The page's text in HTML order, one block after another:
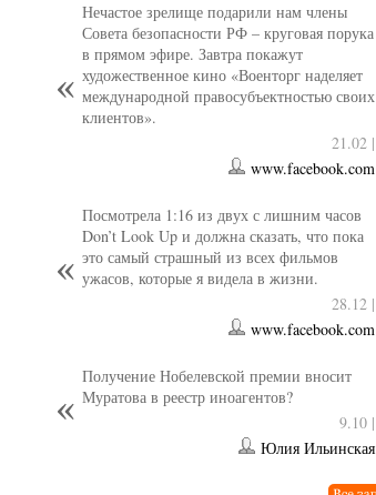
Нечастое зрелище подарили нам члены
Совета безопасности РФ – круговая порука
в прямом эфире. Завтра покажут
художественное кино «Военторг наделяет
международной правосубъектностью своих
клиентов».
21.02 |
www.facebook.com
Посмотрела 1:16 из двух с лишним часов
Don’t Look Up и должна сказать, что пока
это самый страшный из всех фильмов
ужасов, которые я видела в жизни.
28.12 |
www.facebook.com
Получение Нобелевской премии вносит
Муратова в реестр иноагентов?
9.10 |
Юлия Ильинская